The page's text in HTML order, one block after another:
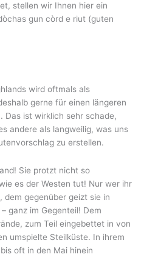
stellen wir Ihnen hier ein
gun còrd e riut (guten
wird oftmals als
gerne für einen längeren
Das ist wirklich sehr schade,
andere als langweilig, was uns
zu erstellen.
Sie protzt nicht so
es der Westen tut! Nur wer ihr
dem gegenüber geizt sie in
ganz im Gegenteil! Dem
zum Teil eingebettet in von
umspielte Steilküste. In ihrem
oft in den Mai hinein